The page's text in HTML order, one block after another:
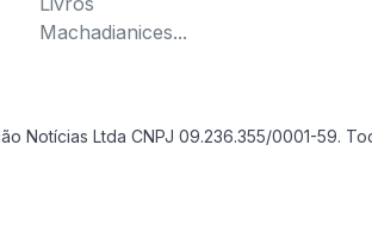
Machadianices...
Notícias Ltda CNPJ 09.236.355/0001-59.